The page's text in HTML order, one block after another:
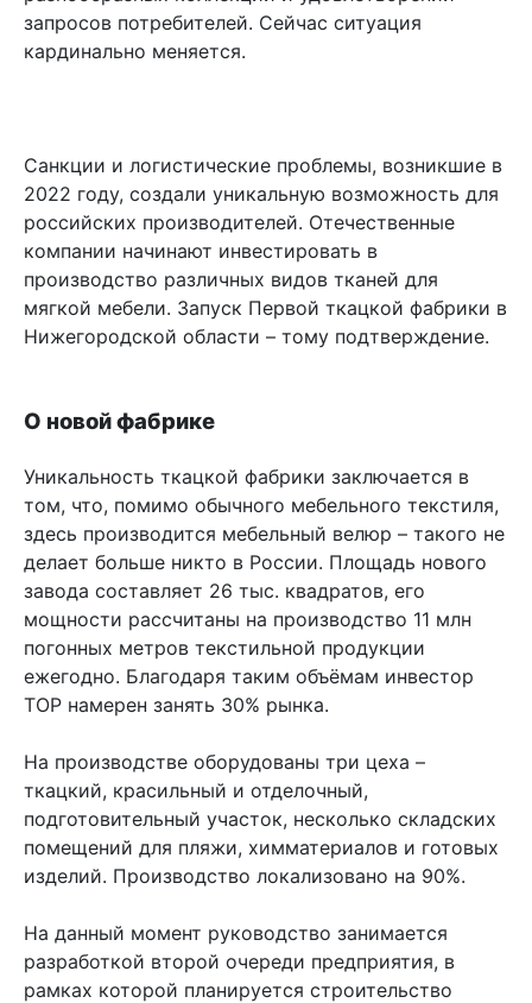
запросов потребителей. Сейчас ситуация
кардинально меняется.
Санкции и логистические проблемы, возникшие в
2022 году, создали уникальную возможность для
российских производителей. Отечественные
компании начинают инвестировать в
производство различных видов тканей для
мягкой мебели. Запуск Первой ткацкой фабрики в
Нижегородской области – тому подтверждение.
О новой фабрике
Уникальность ткацкой фабрики заключается в
том, что, помимо обычного мебельного текстиля,
здесь производится мебельный велюр – такого не
делает больше никто в России. Площадь нового
завода составляет 26 тыс. квадратов, его
мощности рассчитаны на производство 11 млн
погонных метров текстильной продукции
ежегодно. Благодаря таким объёмам инвестор
ТОР намерен занять 30% рынка.
На производстве оборудованы три цеха –
ткацкий, красильный и отделочный,
подготовительный участок, несколько складских
помещений для пляжи, химматериалов и готовых
изделий. Производство локализовано на 90%.
На данный момент руководство занимается
разработкой второй очереди предприятия, в
рамках которой планируется строительство